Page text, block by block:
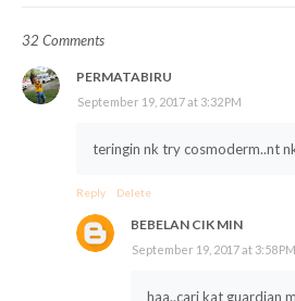
32 Comments
PERMATABIRU
September 19, 2017 at 3:32 PM
teringin nk try cosmoderm..nt
Reply Delete
BEBELAN CIK MIN
September 19, 2017 at 3:58 PM
haa..cari kat guardian